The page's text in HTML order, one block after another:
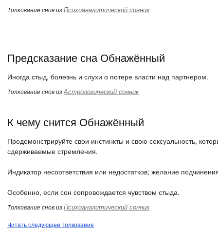
Толкование снов изПсихоаналитический сонник
Предсказание сна Обнажённый
Иногда стыд, болезнь и слухи о потере власти над партнером.
Толкование снов изАстрологический сонник
К чему снится Обнажённый
Продемонстрируйте свои инстинкты и свою сексуальность,
сдерживаемые стремления.
Индикатор несоответствия или недостатков; желание
Особенно, если сон сопровождается чувством стыда.
Толкование снов изПсихоаналитический сонник
Читать следующее толкование